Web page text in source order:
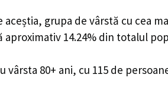
grupa de vârstă cu cea
aproximativ 14.24% din totalul
80+ ani, cu 115 de